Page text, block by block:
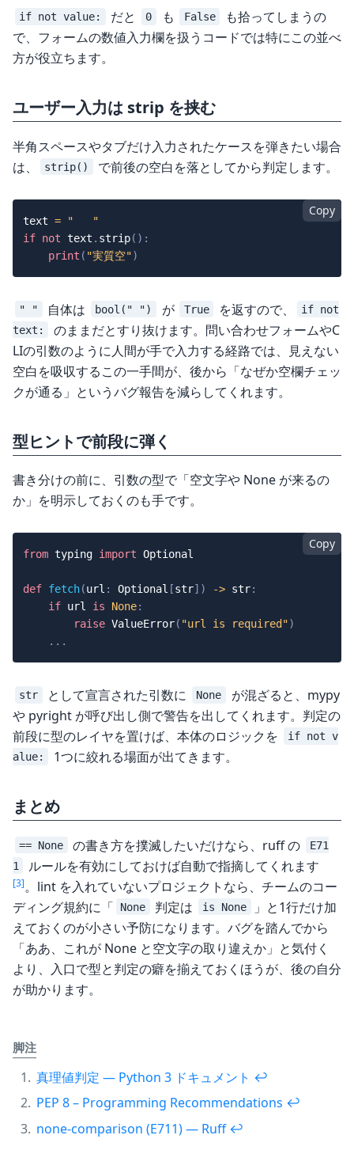
if not value: だと 0 も False
も拾ってしまうの
で、フォームの数値入力欄を扱うコードでは特にこの並べ
方が役立ちます。
ユーザー入力は strip を挟む
半角スペースやタブだけ入力されたケースを弾きたい場合
は、
strip() で前後の空白を落としてから判定します。
Copy
text =
"   "
if not text . strip( ) :
print ( "実質空")
" " 自体は bool(" ") が True を返すので、
if not
text:
のままだとすり抜けます。問い合わせフォームやC
LIの引数のように人間が手で入力する経路では、見えない
空白を吸収するこの一手間が、後から「なぜか空欄チェッ
クが通る」というバグ報告を減らしてくれます。
型ヒントで前段に弾く
書き分けの前に、引数の型で「空文字や None が来るの
か」を明示しておくのも手です。
Copy
from typing import Optional
def fetch(url : Optional [str] ) -> str:
if url is None:
raise ValueError( "url is required")
. . .
str として宣言された引数に None
が混ざると、mypy
や pyright が呼び出し側で警告を出してくれます。判定の
前段に型のレイヤを置けば、本体のロジックを
if not v
alue:
1つに絞れる場面が出てきます。
まとめ
== None の書き方を撲滅したいだけなら、ruff の
E71
1
ルールを有効にしておけば自動で指摘してくれます
[3]。lint を入れていないプロジェクトなら、チームのコー
ディング規約に「
None 判定は is None
」と1行だけ加
えておくのが小さい予防になります。バグを踏んでから
「ああ、これが None と空文字の取り違えか」と気付く
より、入口で型と判定の癖を揃えておくほうが、後の自分
が助かります。
脚注
真理値判定 — Python 3 ドキュメント ↩︎
PEP 8 – Programming Recommendations ↩︎
none-comparison (E711) — Ruff ↩︎